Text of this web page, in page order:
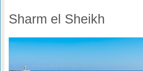
Sharm el Sheikh